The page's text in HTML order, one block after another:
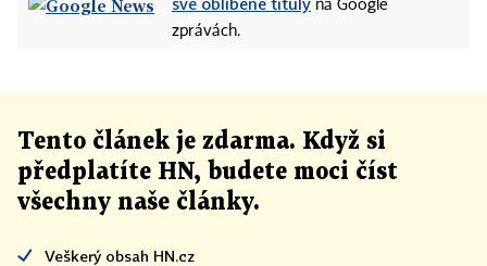
na Google
zprávách.
Tento článek je zdarma. Když si
předplatíte HN, budete moci číst
všechny naše články.
Veškerý obsah HN.cz